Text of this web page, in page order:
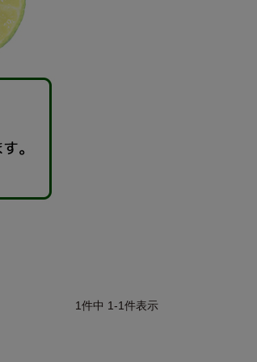
1件中 1-1件表示